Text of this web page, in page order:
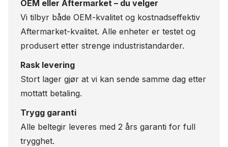
OEM eller Aftermarket – du velger
Vi tilbyr både OEM-kvalitet og kostnadseffektiv
Aftermarket-kvalitet. Alle enheter er testet og
produsert etter strenge industristandarder.
Rask levering
Stort lager gjør at vi kan sende samme dag etter
mottatt betaling.
Trygg garanti
Alle beltegir leveres med 2 års garanti for full
trygghet.